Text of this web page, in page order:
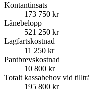
Kontantinsats
173 750 kr
Lånebelopp
521 250 kr
Lagfartskostnad
11 250 kr
Pantbrevskostnad
10 800 kr
Totalt kassabehov vid
195 800 kr